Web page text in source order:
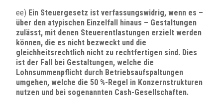
ee) Ein Steuergesetz ist verfassungswidrig, wenn es –
über den atypischen Einzelfall hinaus – Gestaltungen
zulässt, mit denen Steuerentlastungen erzielt werden
können, die es nicht bezweckt und die
gleichheitsrechtlich nicht zu rechtfertigen sind. Dies
ist der Fall bei Gestaltungen, welche die
Lohnsummenpflicht durch Betriebsaufspaltungen
umgehen, welche die 50 %-Regel in Konzernstrukturen
nutzen und bei sogenannten Cash-Gesellschaften.